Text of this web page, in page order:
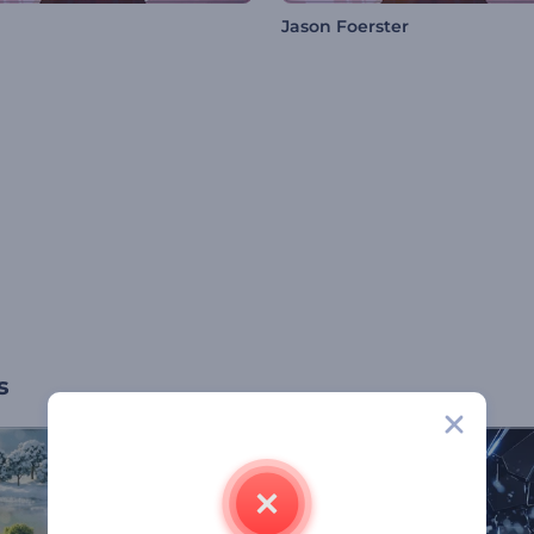
Jason Foerster